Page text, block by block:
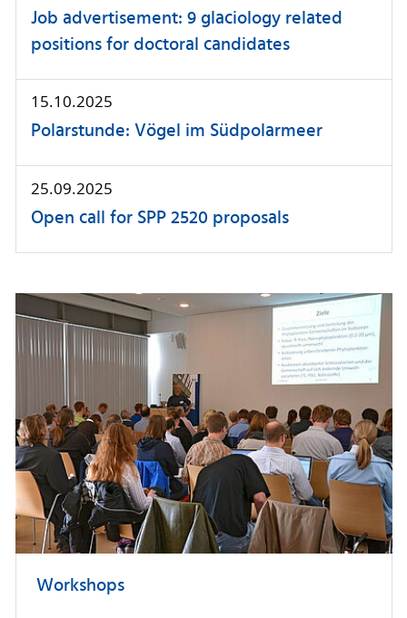
Job advertisement: 9 glaciology related
positions for doctoral candidates
15.10.2025
Polarstunde: Vögel im Südpolarmeer
25.09.2025
Open call for SPP 2520 proposals
Workshops